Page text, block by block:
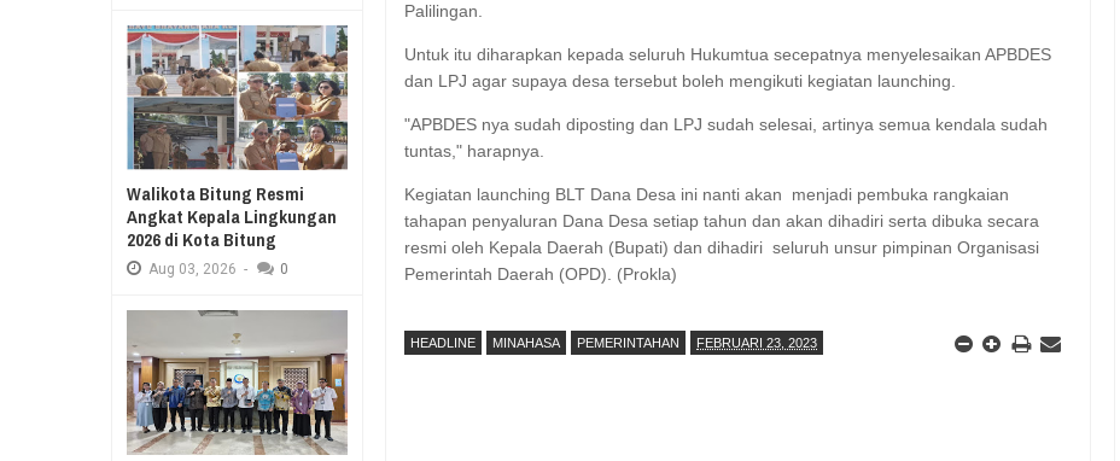
Palilingan.
Untuk itu diharapkan kepada seluruh Hukumtua secepatnya menyelesaikan APBDES
dan LPJ agar supaya desa tersebut boleh mengikuti kegiatan launching.
"APBDES nya sudah diposting dan LPJ sudah selesai, artinya semua kendala sudah
tuntas," harapnya.
Kegiatan launching BLT Dana Desa ini nanti akan menjadi pembuka rangkaian
tahapan penyaluran Dana Desa setiap tahun dan akan dihadiri serta dibuka secara
resmi oleh Kepala Daerah (Bupati) dan dihadiri seluruh unsur pimpinan Organisasi
Pemerintah Daerah (OPD). (Prokla)
HEADLINE MINAHASA PEMERINTAHAN FEBRUARI 23, 2023
Walikota Bitung Resmi
Angkat Kepala Lingkungan
2026 di Kota Bitung
Aug 03, 2026 - 0